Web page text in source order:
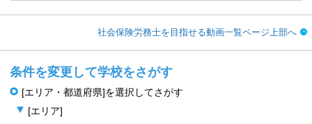
社会保険労務士を目指せる動画一覧ページ上部へ
条件を変更して学校をさがす
[エリア・都道府県]を選択してさがす
[エリア]